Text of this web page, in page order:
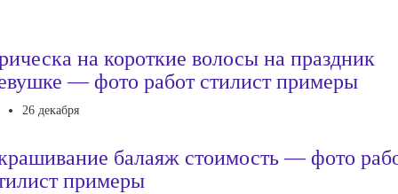
на короткие волосы на праздник
— фото работ стилист примеры
26 декабря
балаяж стоимость — фото
примеры